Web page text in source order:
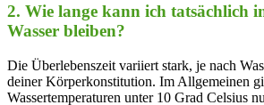
2. Wie ​lange kann ich tatsächlich
Wasser bleiben?
Die Überlebenszeit variiert⁤ stark, je ​nach
deiner Körperkonstitution. Im‍ Allgemeinen
Wassertemperaturen unter 10 Grad ⁣Celsius